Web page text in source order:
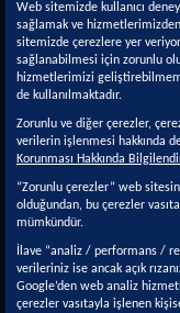
Kurumsal
Hakkımızda
Faaliyetlerimiz
Ar-Ge & İnovasyon
Kalite
Kansai Paint
Yasal Duyurular
Web sitemizde kullanıcı
sağlamak ve
sitemizde çerezlere yer
sağlanabilmesi için zorunlu
hizmetlerimizi
de kullanılmaktadır.
Zorunlu ve diğer çerezler,
verilerin işlenmesi hakkında
Korunması Hakkında
“Zorunlu çerezler” web
olduğundan, bu çerezler
mümkündür.
İlave “analiz / performans /
verileriniz ise ancak açık
Google’den web analiz
çerezler vasıtayla işlenen